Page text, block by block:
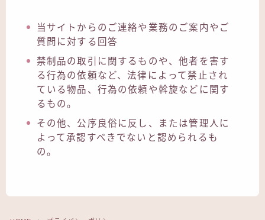
当サイトからのご連絡や業務のご案内やご
質問に対する回答
禁制品の取引に関するものや、他者を害す
る行為の依頼など、法律によって禁止され
ている物品、行為の依頼や斡旋などに関す
るもの。
その他、公序良俗に反し、または管理人に
よって承認すべきでないと認められるも
の。